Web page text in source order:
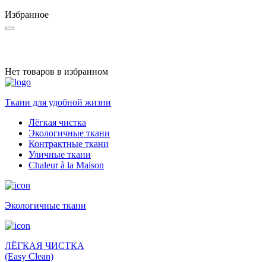
Избранное
Нет товаров в избранном
Ткани для удобной жизни
Лёгкая чистка
Экологичные ткани
Контрактные ткани
Уличные ткани
Сhaleur à la Maison
Экологичные ткани
ЛЁГКАЯ ЧИСТКА
(Easy Clean)